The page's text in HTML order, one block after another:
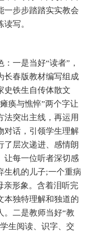
一步步踏踏实实教会
写。
一是当好“读者”，
长春版教材编写组成
史铁生自传体散文
痪与憔悴”两个字让
法突出主线，再运用
对话，引领学生理解
了层次递进、感情朗
让每一位听者深切感
生机的儿子;一个重病
亲形象。含着泪听完
本独特理解和独道的
。二是教师当好“教
生阅读、识字、交